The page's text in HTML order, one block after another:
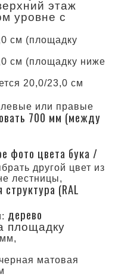
этаж
уровне с
см (площадку
см (площадку ниже
20,0/23,0 см
левые или правые
700 мм (между
фото цвета бука /
другой цвет из
лестницы,
(RAL
дерево
площадку
матовая